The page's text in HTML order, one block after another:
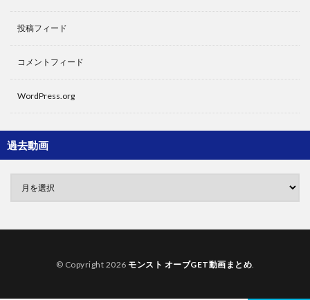
投稿フィード
コメントフィード
WordPress.org
過去動画
© Copyright 2026 モンスト オーブGET動画まとめ